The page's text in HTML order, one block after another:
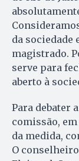
da sociedade
magistrado.
serve para
aberto à
Para debater
comissão,
da medida,
O